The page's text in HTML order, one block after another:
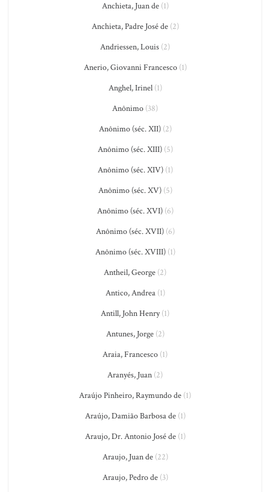
Anchieta, Juan de(1)
Anchieta, Padre José de(2)
Andriessen, Louis (2)
Anerio, Giovanni Francesco(1)
Anghel, Irinel(1)
Anônimo (38)
Anônimo (séc. XII)(2)
Anônimo (séc. XIII)(5)
Anônimo (séc. XIV)(1)
Anônimo (séc. XV)(5)
Anônimo (séc. XVI)(6)
Anônimo (séc. XVII)(6)
Anônimo (séc. XVIII)(1)
Antheil, George (2)
Antico, Andrea(1)
Antill, John Henry(1)
Antunes, Jorge(2)
Araia, Francesco (1)
Aranyés, Juan (2)
Araújo Pinheiro, Raymundo de (1)
Araújo, Damião Barbosa de(1)
Araujo, Dr. Antonio José de(1)
Araujo, Juan de(22)
Araujo, Pedro de(3)